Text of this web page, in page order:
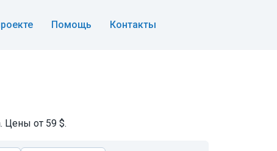
Помощь Контакты
Цены от 59 $.